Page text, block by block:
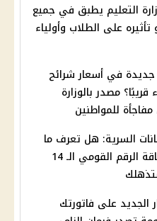
التعليم يطبق في جميع
على الطلاب وأولياء
في أسعار شرائح
قريبًا؟ مصدر بالوزارة
للمواطنين
السرية: هل تعرف ما
تخفيه أرقام بطاقة الرقم القومي الـ 14
الجديد على فاتورتك